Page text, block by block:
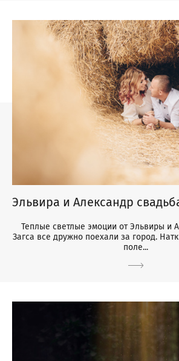
Эльвира и Александр
Теплые светлые эмоции от Эльвиры и
Загса все дружно поехали за город.
поле...